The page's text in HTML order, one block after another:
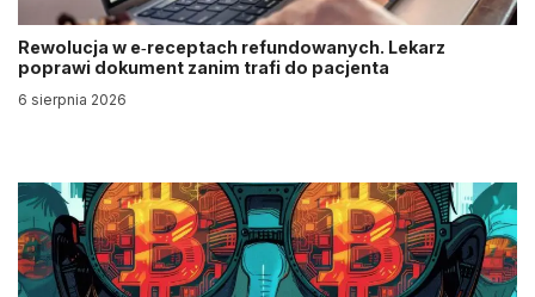
Rewolucja w e‑receptach refundowanych. Lekarz
poprawi dokument zanim trafi do pacjenta
6 sierpnia 2026